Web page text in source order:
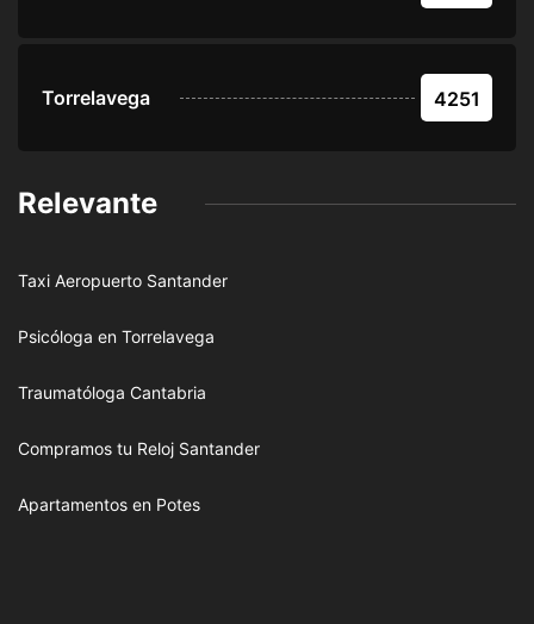
Torrelavega 4251
Relevante
Taxi Aeropuerto Santander
Psicóloga en Torrelavega
Traumatóloga Cantabria
Compramos tu Reloj Santander
Apartamentos en Potes